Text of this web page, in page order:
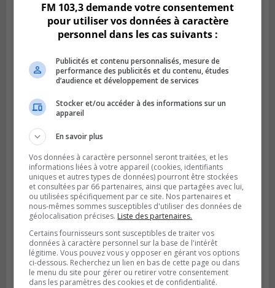
Greenfield Park veut s’armer contre les
fortes
pluies
SAINT-HUBERT
Publié le 6 août 2026 à 09h39
Longueuil injecte 1,5 M$ pour moderniser
deux stations de pompage
FM 103,3 demande votre consentement
pour utiliser vos données à caractère
personnel dans les cas suivants :
Publicités et contenu personnalisés, mesure de
performance des publicités et du contenu, études
d’audience et développement de services
Stocker et/ou accéder à des informations sur un
appareil
En savoir plus
Vos données à caractère personnel seront traitées, et les
informations liées à votre appareil (cookies, identifiants
uniques et autres types de données) pourront être stockées
et consultées par 66 partenaires, ainsi que partagées avec lui,
ou utilisées spécifiquement par ce site. Nos partenaires et
nous-mêmes sommes susceptibles d'utiliser des données de
géolocalisation précises. Liste des partenaires.
Certains fournisseurs sont susceptibles de traiter vos
données à caractère personnel sur la base de l'intérêt
légitime. Vous pouvez vous y opposer en gérant vos options
ci-dessous. Recherchez un lien en bas de cette page ou dans
le menu du site pour gérer ou retirer votre consentement
dans les paramètres des cookies et de confidentialité.